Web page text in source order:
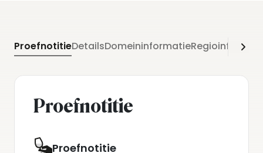
ProefnotitieDetailsDomeininformatie
Proefnotitie
Proefnotitie